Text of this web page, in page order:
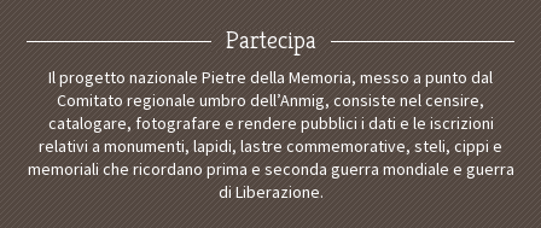
Partecipa
Il progetto nazionale Pietre della Memoria, messo a punto dal
Comitato regionale umbro dell’Anmig, consiste nel censire,
catalogare, fotografare e rendere pubblici i dati e le iscrizioni
relativi a monumenti, lapidi, lastre commemorative, steli, cippi e
memoriali che ricordano prima e seconda guerra mondiale e guerra
di Liberazione.